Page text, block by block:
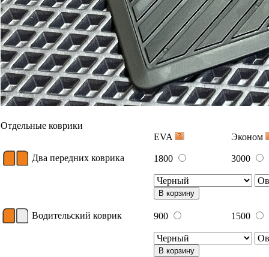
В корзину
Багажник
EVA
Эконом
Ковер багажника2900 4350
В корзину
Вышивка
Примеры вышивки